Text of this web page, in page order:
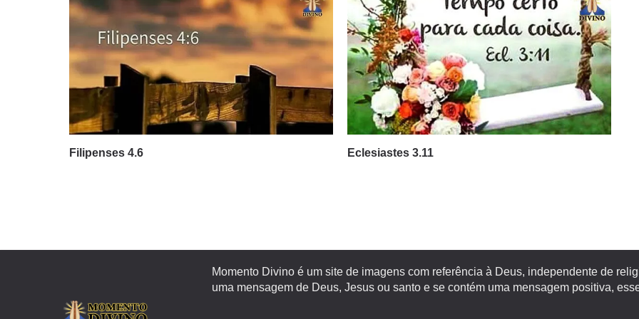
Filipenses 4.6 Eclesiastes 3.11
Momento Divino é um site de imagens com referência à Deus, independente de
uma mensagem de Deus, Jesus ou santo e se contém uma mensagem positiva,